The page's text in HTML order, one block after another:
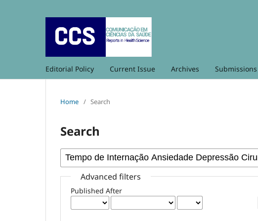
Editorial Policy Current Issue Archives Submissions
Home / Search
Search
Advanced filters
Published After